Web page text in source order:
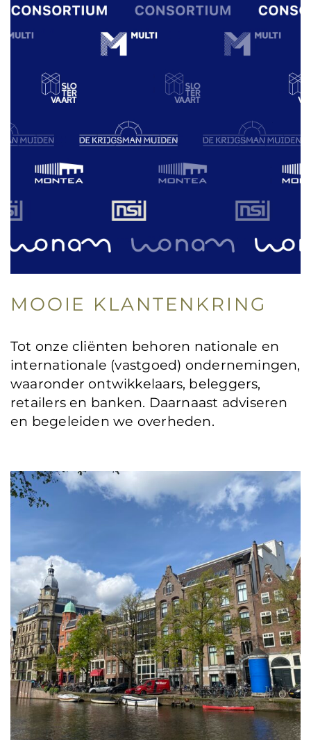
MOOIE KLANTENKRING
Tot onze cliënten behoren nationale en
internationale (vastgoed) ondernemingen,
waaronder ontwikkelaars, beleggers,
retailers en banken. Daarnaast adviseren
en begeleiden we overheden.